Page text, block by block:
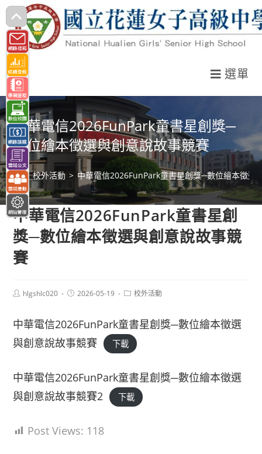
跳
轉
至
主
要
內
容
選單
中華電信2026FunPark童書星創獎─
數位繪本徵選與創意說故事競賽
> 校外活動 > 中華電信2026FunPark童書星創獎─數位繪本徵選
中華電信2026FunPark童書星創
獎─數位繪本徵選與創意說故事競
賽
Posthlgshlc020
Post2026-05-19
Post校外活動
中華電信2026FunPark童書星創獎─數位繪本徵選
與創意說故事競賽
下載
中華電信2026FunPark童書星創獎─數位繪本徵選
與創意說故事競賽2
下載
Post Views: 118